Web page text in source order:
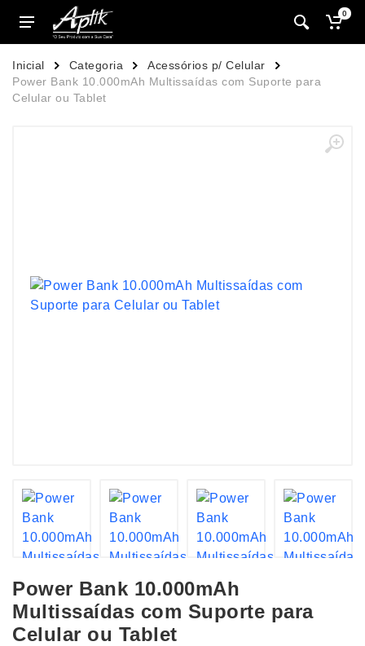
0
Inicial Categoria
Acessórios p/ Celular
Power Bank 10.000mAh Multissaídas com Suporte para
Celular ou Tablet
Power Bank 10.000mAh
Multissaídas com Suporte para
Celular ou Tablet